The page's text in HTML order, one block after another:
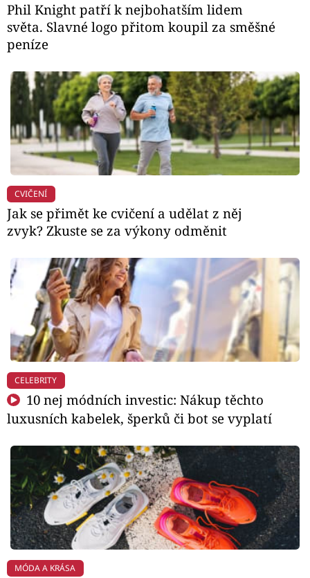
Phil Knight patří k nejbohatším lidem
světa. Slavné logo přitom koupil za směšné
peníze
CVIČENÍ
Jak se přimět ke cvičení a udělat z něj
zvyk? Zkuste se za výkony odměnit
CELEBRITY
10 nej módních investic: Nákup těchto
luxusních kabelek, šperků či bot se vyplatí
MÓDA A KRÁSA